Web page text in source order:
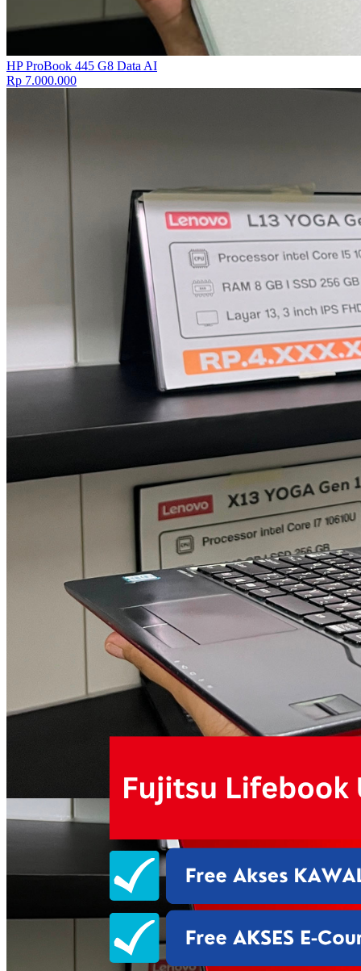
HP ProBook 445 G8 Data AI
Rp 7.000.000